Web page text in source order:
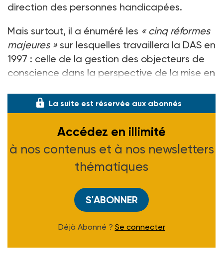
direction des personnes handicapées.
Mais surtout, il a énuméré les « cinq réformes
majeures »sur lesquelles travaillera la DAS en
1997 : celle de la gestion des objecteurs de
conscience dans la perspective de la mise en
La suite est réservée aux abonnés
Accédez en illimité
à nos contenus et à nos newsletters
thématiques
S'ABONNER
Déjà Abonné ? Se connecter